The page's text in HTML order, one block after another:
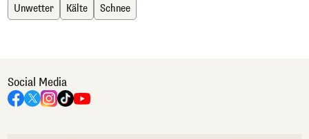
Unwetter Kälte Schnee
Social Media